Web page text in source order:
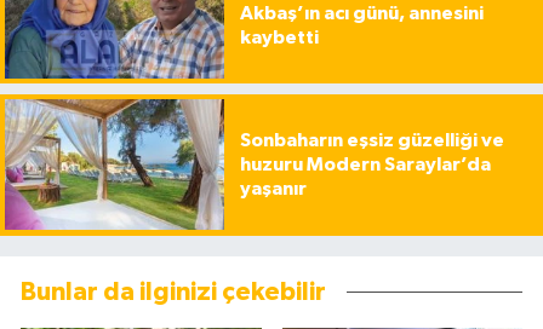
Akbaş’ın acı günü, annesini
kaybetti
Sonbaharın eşsiz güzelliği ve
huzuru Modern Saraylar’da
yaşanır
Bunlar da ilginizi çekebilir